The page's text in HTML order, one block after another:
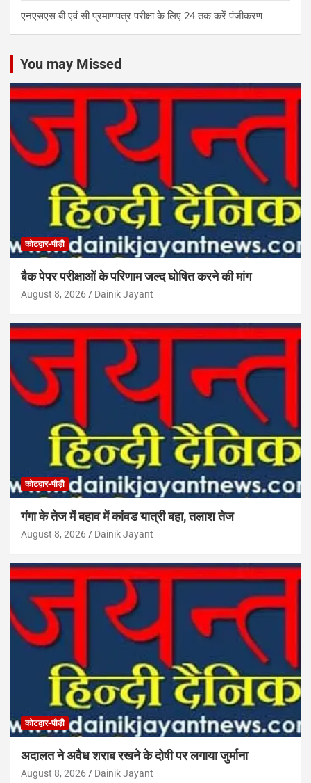
एनएसएस बी एवं सी प्रमाणपत्र परीक्षा के लिए 24 तक करें पंजीकरण
You may Missed
कोटद्वार-पौड़ी
बैक पेपर परीक्षाओं के परिणाम जल्द घोषित करने की मांग
August 8, 2026 Dainik Jayant
कोटद्वार-पौड़ी
गंगा के तेज में बहाव में कांवड यात्री बहा, तलाश तेज
August 8, 2026 Dainik Jayant
कोटद्वार-पौड़ी
अदालत ने अवैध शराब रखने के दोषी पर लगाया जुर्माना
August 8, 2026 Dainik Jayant